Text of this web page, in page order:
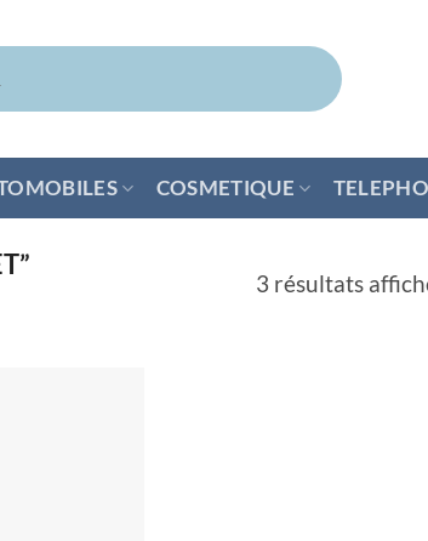
COSMETIQUE
3 résultats